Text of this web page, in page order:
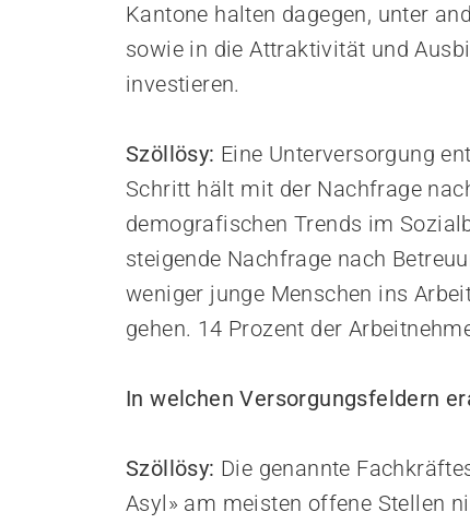
Kantone halten dagegen, unter
sowie in die Attraktivität und
investieren.
Szöllösy: Eine Unterversorgung
Schritt hält mit der Nachfrage
demografischen Trends im
steigende Nachfrage nach
weniger junge Menschen ins
gehen. 14 Prozent der
In welchen Versorgungsfeldern
Szöllösy: Die genannte
Asyl» am meisten offene Stellen